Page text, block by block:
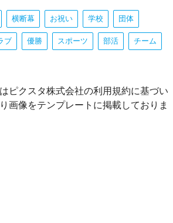
横断幕 お祝い 学校 団体
ブ 優勝 スポーツ 部活 チーム
ピクスタ株式会社の利用規約に基づい
画像をテンプレートに掲載しておりま